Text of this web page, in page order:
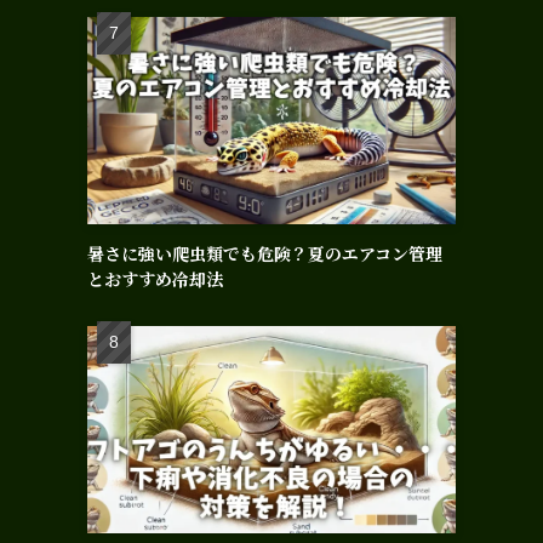
暑さに強い爬虫類でも危険？夏のエアコン管理
とおすすめ冷却法